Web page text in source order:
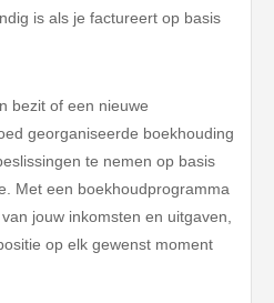
is als je factureert op basis
bezit of een nieuwe
georganiseerde boekhouding
te nemen op basis
Met een boekhoudprogramma
jouw inkomsten en uitgaven,
op elk gewenst moment